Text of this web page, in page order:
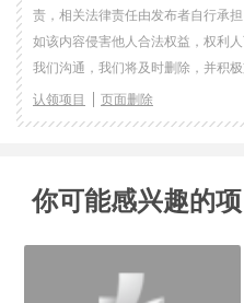
责，相关法律责任由发布者自行承担
如该内容侵害他人合法权益，权利
我们沟通，我们将及时删除，并积极
认领项目 页面删除
你可能感兴趣的项